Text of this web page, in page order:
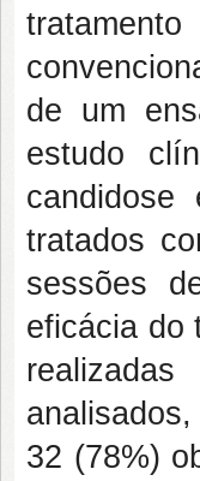
de um
estudo
tratados
sessões
eficácia do
32 (78%)